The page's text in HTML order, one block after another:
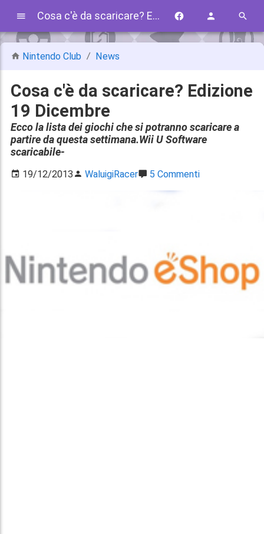
Cosa c'è da scaricare? Edizione 19 Dicembre
Nintendo Club News
Cosa c'è da scaricare? Edizione
19 Dicembre
Ecco la lista dei giochi che si potranno scaricare a
partire da questa settimana.Wii U Software
scaricabile-
19/12/2013 WaluigiRacer 5 Commenti